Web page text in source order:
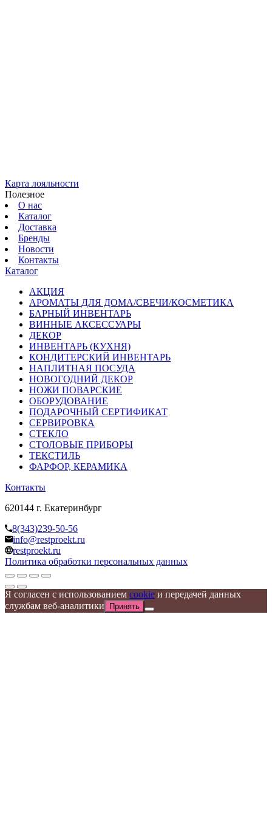
Карта лояльности
Полезное
О нас
Каталог
Доставка
Бренды
Новости
Контакты
Каталог
АКЦИЯ
АРОМАТЫ ДЛЯ ДОМА/СВЕЧИ/КОСМЕТИКА
БАРНЫЙ ИНВЕНТАРЬ
ВИННЫЕ АКСЕССУАРЫ
ДЕКОР
ИНВЕНТАРЬ (КУХНЯ)
КОНДИТЕРСКИЙ ИНВЕНТАРЬ
НАПЛИТНАЯ ПОСУДА
НОВОГОДНИЙ ДЕКОР
НОЖИ ПОВАРСКИЕ
ОБОРУДОВАНИЕ
ПОДАРОЧНЫЙ СЕРТИФИКАТ
СЕРВИРОВКА
СТЕКЛО
СТОЛОВЫЕ ПРИБОРЫ
ТЕКСТИЛЬ
ФАРФОР, КЕРАМИКА
Контакты
620144 г. Екатеринбург
8(343)239-50-56
info@restproekt.ru
restproekt.ru
Политика обработки персональных данных
Я согласен с использованием cookie и передачей данных
службам веб-аналитики
Принять